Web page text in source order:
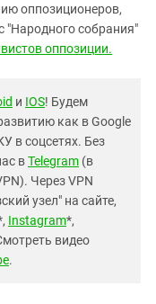
оппозиционеров,
"Народного собрания"
оппозиции.
и IOS! Будем
как в Google
в соцсетях. Без
вTelegram (в
Через VPN
узел" на сайте,
Instagram*,
видео
.